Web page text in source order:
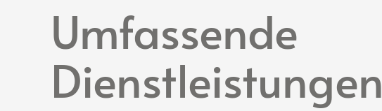
Umfassende
Dienstleistungen